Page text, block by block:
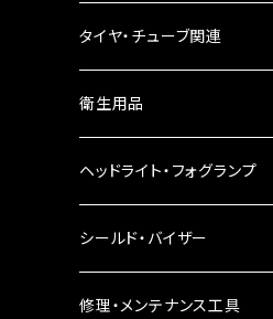
ウインカーリレー
ウインカーレンズ
LEDウインカー
電球型ウインカー
バードゲージウインカー
タイヤ・チューブ関連
衛生用品
ヘッドライト・フォグランプ
ヘッドライト
フォグランプ
シールド・バイザー
修理・メンテナンス工具